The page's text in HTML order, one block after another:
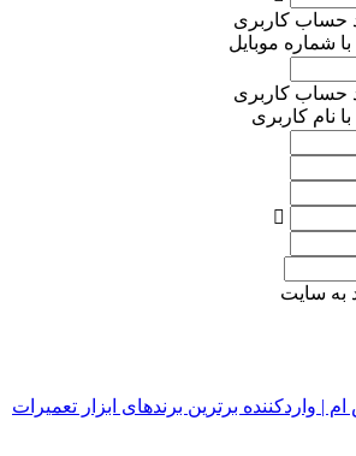
حساب کاربری
شماره موبایل
حساب کاربری
نام کاربری
به سایت